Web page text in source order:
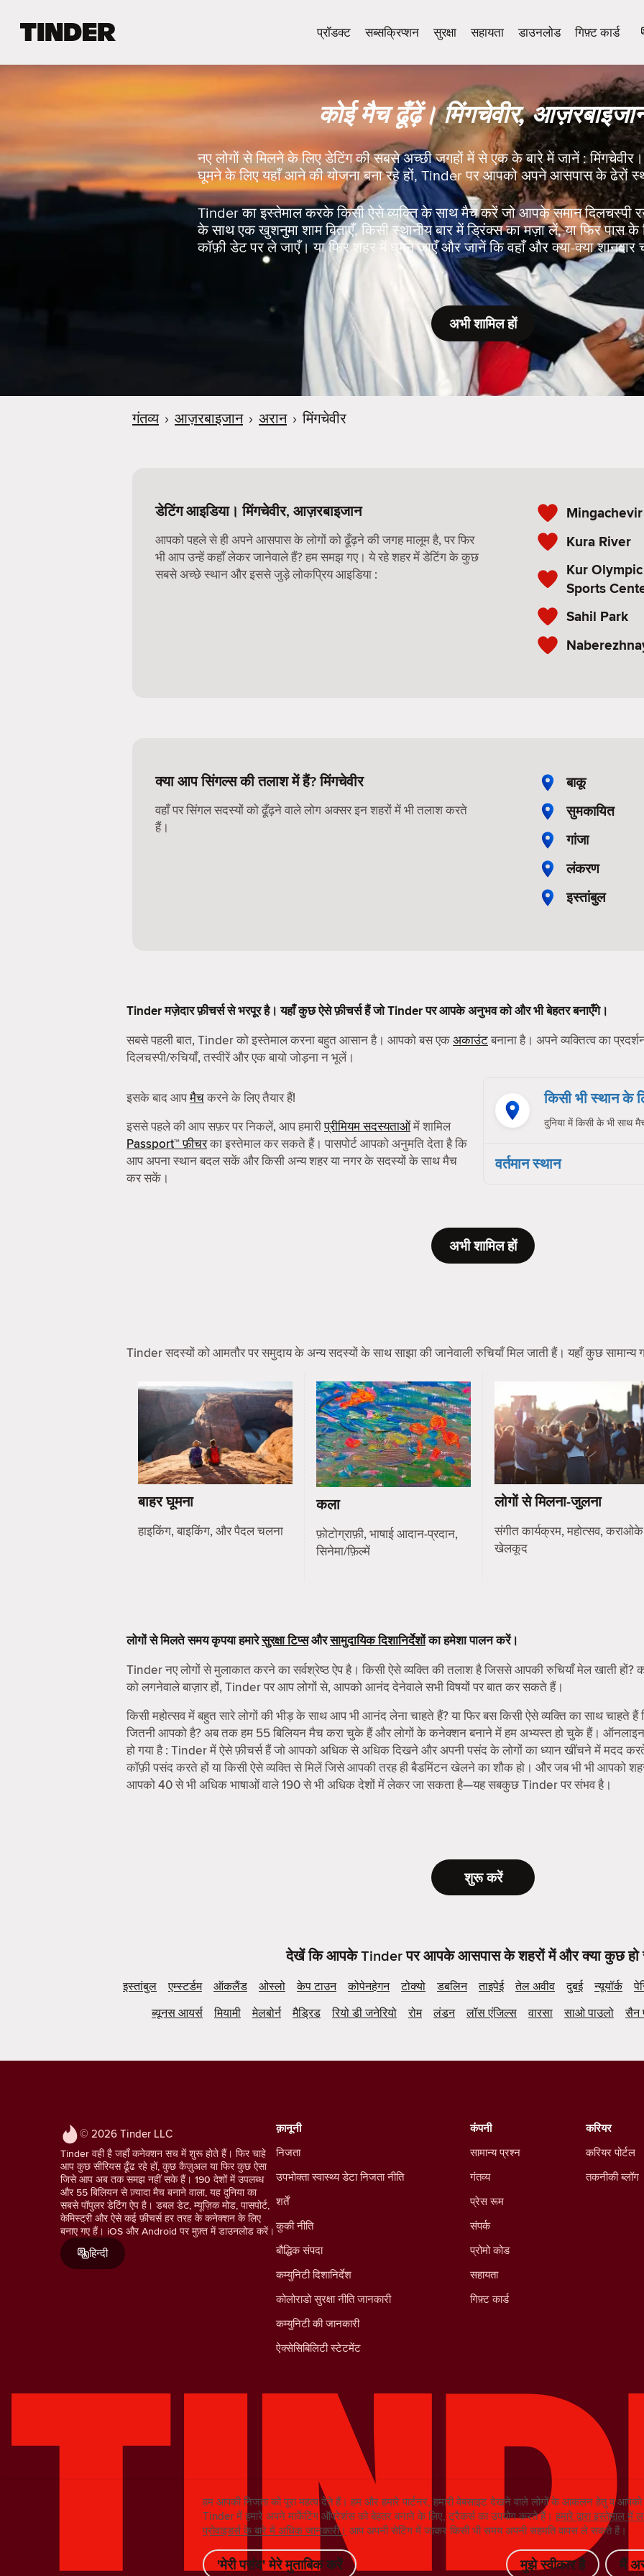
d
प्रॉडक्ट सब्सक्रिप्शन सुरक्षा सहायता डाउनलोड गिफ़्ट कार्ड
कोई मैच ढूँढ़ें। मिंगचेवीर,
नए लोगों से मिलने के लिए डेटिंग की सबसे अच्छी जगहों में से एक के बारे में जानें :
घूमने के लिए यहाँ आने की योजना बना रहे हों, Tinder पर आपको अपने आसपास के ढेरों
Tinder का इस्तेमाल करके किसी ऐसे व्यक्ति के साथ मैच करें जो आपके समान दिलचस्पी
के साथ एक खुशनुमा शाम बिताएँ, किसी स्थानीय बार में ड्रिंक्स का मज़ा लें, या फिर पास
कॉफ़ी डेट पर ले जाएँ। या फिर शहर में घूमने जाएँ और जानें कि वहाँ और क्या-क्या शानदार
अभी शामिल हों
गंतव्य › आज़रबाइजान › अरान › मिंगचेवीर
डेटिंग आइडिया। मिंगचेवीर, आज़रबाइजान
आपको पहले से ही अपने आसपास के लोगों को ढूँढ़ने की जगह मालूम है, पर फिर
भी आप उन्हें कहाँ लेकर जानेवाले हैं? हम समझ गए। ये रहे शहर में डेटिंग के कुछ
सबसे अच्छे स्थान और इससे जुड़े लोकप्रिय आइडिया :
Kura River
Kur
Sports
Sahil Park
क्या आप सिंगल्स की तलाश में हैं? मिंगचेवीर
वहाँ पर सिंगल सदस्यों को ढूँढ़ने वाले लोग अक्सर इन शहरों में भी तलाश करते
हैं।
बाकू
सुमकायित
गांजा
लंकरण
इस्तांबुल
Tinder मज़ेदार फ़ीचर्स से भरपूर है। यहाँ कुछ ऐसे फ़ीचर्स हैं जो Tinder पर आपके अनुभव को और भी बेहतर बनाएँगे।
सबसे पहली बात, Tinder को इस्तेमाल करना बहुत आसान है। आपको बस एकअकाउंटबनाना है। अपने व्यक्तित्व का
दिलचस्पी/रुचियाँ, तस्वीरें और एक बायो जोड़ना न भूलें।
इसके बाद आपमैचकरने के लिए तैयार हैं!
इससे पहले की आप सफ़र पर निकलें, आप हमारीप्रीमियम सदस्यताओंमें शामिल
Passport™ फ़ीचरका इस्तेमाल कर सकते हैं। पासपोर्ट आपको अनुमति देता है कि
आप अपना स्थान बदल सकें और किसी अन्य शहर या नगर के सदस्यों के साथ मैच
कर सकें।
किसी भी स्थान के
दुनिया में किसी के भी साथ
वर्तमान स्थान
अभी शामिल हों
Tinder सदस्यों को आमतौर पर समुदाय के अन्य सदस्यों के साथ साझा की जानेवाली रुचियाँ मिल जाती हैं। यहाँ कुछ सामान्य
बाहर घूमना
हाइकिंग, बाइकिंग, और पैदल चलना
कला
फ़ोटोग्राफ़ी, भाषाई आदान-प्रदान,
सिनेमा/फ़िल्में
लोगों से मिलना-जुलना
संगीत कार्यक्रम, महोत्सव,
खेलकूद
लोगों से मिलते समय कृपया हमारेसुरक्षा टिप्सऔरसामुदायिक दिशानिर्देशोंका हमेशा पालन करें।
Tinder नए लोगों से मुलाकात करने का सर्वश्रेष्ठ ऐप है। किसी ऐसे व्यक्ति की तलाश है जिससे आपकी रुचियाँ मेल खाती हों?
को लगनेवाले बाज़ार हों, Tinder पर आप लोगों से, आपको आनंद देनेवाले सभी विषयों पर बात कर सकते हैं।
किसी महोत्सव में बहुत सारे लोगों की भीड़ के साथ आप भी आनंद लेना चाहते हैं? या फिर बस किसी ऐसे व्यक्ति का साथ चाहते हैं
जितनी आपको है? अब तक हम 55 बिलियन मैच करा चुके हैं और लोगों के कनेक्शन बनाने में हम अभ्यस्त हो चुके हैं।
हो गया है : Tinder में ऐसे फ़ीचर्स हैं जो आपको अधिक से अधिक दिखने और अपनी पसंद के लोगों का ध्यान खींचने में मदद
कॉफ़ी पसंद करते हों या किसी ऐसे व्यक्ति से मिलें जिसे आपकी तरह ही बैडमिंटन खेलने का शौक हो। और जब भी भी आपको शहर से
आपको 40 से भी अधिक भाषाओं वाले 190 से भी अधिक देशों में लेकर जा सकता है—यह सबकुछ Tinder पर संभव है।
शुरू करें
देखें कि आपके Tinder पर आपके आसपास के शहरों में और क्या कुछ हो
इस्तांबुल एम्स्टर्डम ऑकलैंड ओस्लो केप टाउन कोपेनहेगन टोक्यो डबलिन ताइपेई तेल अवीव दुबई न्यूयॉर्क
ब्यूनस आयर्स
मियामी मेलबोर्न मैड्रिड रियो डी जनेरियो रोम लंडन लॉस एंजिल्स वारसा साओ पाउलो सैन
© 2026 Tinder LLC
Tinder वही है जहाँ कनेक्शन सच में शुरू होते हैं। फिर चाहे
आप कुछ सीरियस ढूँढ रहे हों, कुछ कैज़ुअल या फिर कुछ ऐसा
जिसे आप अब तक समझ नहीं सके हैं। 190 देशों में उपलब्ध
और 55 बिलियन से ज़्यादा मैच बनाने वाला, यह दुनिया का
सबसे पॉपुलर डेटिंग ऐप है। डबल डेट, म्यूज़िक मोड, पासपोर्ट,
केमिस्ट्री और ऐसे कई फ़ीचर्स हर तरह के कनेक्शन के लिए
बनाए गए हैं। iOS और Android पर मुफ़्त में डाउनलोड करें।
हिन्दी
क़ानूनी
निजता
उपभोक्ता स्वास्थ्य डेटा निजता नीति
शर्तें
कुकी नीति
बौद्धिक संपदा
कम्युनिटी दिशानिर्देश
कोलोराडो सुरक्षा नीति जानकारी
कम्युनिटी की जानकारी
ऐक्सेसिबिलिटी स्टेटमेंट
करियर
करियर पोर्टल
तकनीकी ब्लॉग
कंपनी
सामान्य प्रश्न
गंतव्य
प्रेस रूम
संपर्क
प्रोमो कोड
सहायता
गिफ़्ट कार्ड
हम आपकी निजता को पूरा महत्व देते हैं। हम और हमारे पार्टनर, हमारी वेबसाइट देखने वाले लोगों के आकलन हेतु व
Tinder में हमारे अपने मार्केटिंग ऑपरेशंस को बेहतर बनाने के लिए, ट्रैकर्स का उपयोग करते हैं। हमारे द्वारा इस्तेमाल
प्रोवाइडर्स के बारे में अधिक जानकारी। आप अपनी सेटिंग में जाकर किसी भी समय अपनी सहमति वापस ले सकते हैं।
मुझे स्वीकार है मैं
'मेरी पसंद' मेरे मुताबिक करें